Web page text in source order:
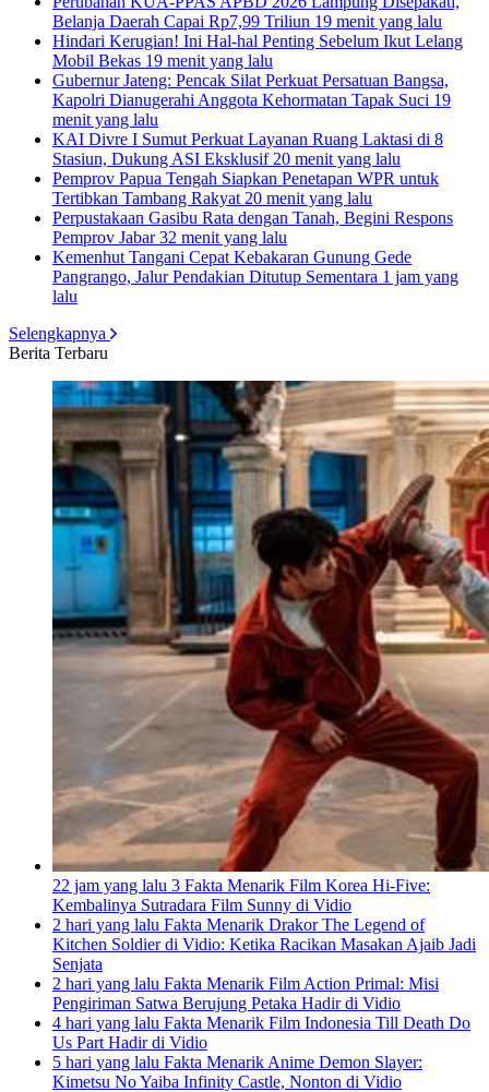
Belanja Daerah Capai Rp7,99 Triliun 19 menit yang lalu
Hindari Kerugian! Ini Hal-hal Penting Sebelum Ikut Lelang
Mobil Bekas 19 menit yang lalu
Gubernur Jateng: Pencak Silat Perkuat Persatuan Bangsa,
Kapolri Dianugerahi Anggota Kehormatan Tapak Suci 19
menit yang lalu
KAI Divre I Sumut Perkuat Layanan Ruang Laktasi di 8
Stasiun, Dukung ASI Eksklusif 20 menit yang lalu
Pemprov Papua Tengah Siapkan Penetapan WPR untuk
Tertibkan Tambang Rakyat 20 menit yang lalu
Perpustakaan Gasibu Rata dengan Tanah, Begini Respons
Pemprov Jabar32 menit yang lalu
Kemenhut Tangani Cepat Kebakaran Gunung Gede
Pangrango, Jalur Pendakian Ditutup Sementara 1 jam yang
lalu
Selengkapnya
Berita Terbaru
22 jam yang lalu 3 Fakta Menarik Film Korea Hi-Five:
Kembalinya Sutradara Film Sunny di Vidio
2 hari yang lalu Fakta Menarik Drakor The Legend of
Kitchen Soldier di Vidio: Ketika Racikan Masakan Ajaib Jadi
Senjata
2 hari yang lalu Fakta Menarik Film Action Primal: Misi
Pengiriman Satwa Berujung Petaka Hadir di Vidio
4 hari yang lalu Fakta Menarik Film Indonesia Till Death Do
Us Part Hadir di Vidio
5 hari yang lalu Fakta Menarik Anime Demon Slayer:
Kimetsu No Yaiba Infinity Castle, Nonton di Vidio